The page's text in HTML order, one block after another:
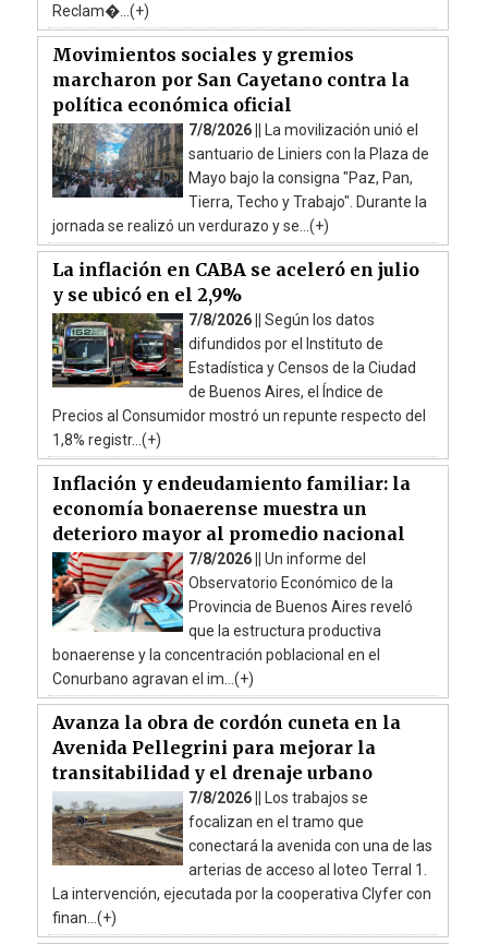
Reclam�...(+)
Movimientos sociales y gremios
marcharon por San Cayetano contra la
política económica oficial
7/8/2026 ||
La movilización unió el
santuario de Liniers con la Plaza de
Mayo bajo la consigna "Paz, Pan,
Tierra, Techo y Trabajo". Durante la
jornada se realizó un verdurazo y se...(+)
La inflación en CABA se aceleró en julio
y se ubicó en el 2,9%
7/8/2026 || Según los datos
difundidos por el Instituto de
Estadística y Censos de la Ciudad
de Buenos Aires, el Índice de
Precios al Consumidor mostró un repunte respecto del
1,8% registr...(+)
Inflación y endeudamiento familiar: la
economía bonaerense muestra un
deterioro mayor al promedio nacional
7/8/2026 || Un informe del
Observatorio Económico de la
Provincia de Buenos Aires reveló
que la estructura productiva
bonaerense y la concentración poblacional en el
Conurbano agravan el im...(+)
Avanza la obra de cordón cuneta en la
Avenida Pellegrini para mejorar la
transitabilidad y el drenaje urbano
7/8/2026 ||
Los trabajos se
focalizan en el tramo que
conectará la avenida con una de las
arterias de acceso al loteo Terral 1.
La intervención, ejecutada por la cooperativa Clyfer con
finan...(+)